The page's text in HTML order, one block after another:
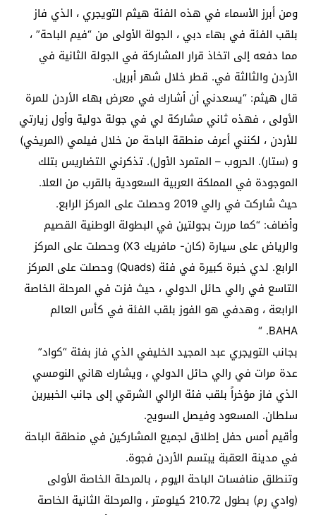
ومن أبرز الأسماء في هذه الفئة هيثم التويجري ، الذي فاز
بلقب الفئة في بهاء دبي ، الجولة الأولى من “فيم الباحة” ،
مما دفعه إلى اتخاذ قرار المشاركة في الجولة الثانية في
الأردن والثالثة في. قطر خلال شهر أبريل.
قال هيثم: “يسعدني أن أشارك في معرض بهاء الأردن للمرة
الأولى ، فهذه ثاني مشاركة لي في جولة دولية وأول زيارتي
للأردن ، لكنني أعرف منطقة الباحة من خلال فيلمي (المريخي)
و (ستار). الحروب – المتمرد الأول). تذكرني التضاريس بتلك
الموجودة في المملكة العربية السعودية بالقرب من العلا.
حيث شاركت في رالي 2019 وحصلت على المركز الرابع.
وأضاف: “كما مررت بجولتين في البطولة الوطنية القصيم
والرياض على سيارة (كان- مافريك X3) وحصلت على المركز
الرابع. لدي خبرة كبيرة في فئة (Quads) وحصلت على المركز
التاسع في رالي حائل الدولي ، حيث فزت في المرحلة الخاصة
الرابعة ، وهدفي هو الفوز بلقب الفئة في كأس العالم
BAHA. “
بجانب التويجري عبد المجيد الخليفي الذي فاز بفئة “كواد”
عدة مرات في رالي حائل الدولي ، ويشارك هاني النومسي
الذي فاز مؤخراً بلقب فئة الرالي الشرقي إلى جانب الخبيرين
سلطان. المسعود وفيصل السويح.
وأقيم أمس حفل إطلاق لجميع المشاركين في منطقة الباحة
في مدينة العقبة يبتسم الأردن فجوة.
وتنطلق منافسات الباحة اليوم ، بالمرحلة الخاصة الأولى
(وادي رم) بطول 210.72 كيلومتر ، والمرحلة الثانية الخاصة